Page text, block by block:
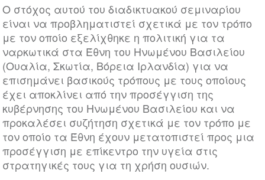
Ο στόχος αυτού του διαδικτυακού σεμιναρίου
είναι να προβληματιστεί σχετικά με τον τρόπο
με τον οποίο εξελίχθηκε η πολιτική για τα
ναρκωτικά στα Έθνη του Ηνωμένου Βασιλείου
(Ουαλία, Σκωτία, Βόρεια Ιρλανδία) για να
επισημάνει βασικούς τρόπους με τους οποίους
έχει αποκλίνει από την προσέγγιση της
κυβέρνησης του Ηνωμένου Βασιλείου και να
προκαλέσει συζήτηση σχετικά με τον τρόπο με
τον οποίο τα Έθνη έχουν μετατοπιστεί προς μια
προσέγγιση με επίκεντρο την υγεία στις
στρατηγικές τους για τη χρήση ουσιών.